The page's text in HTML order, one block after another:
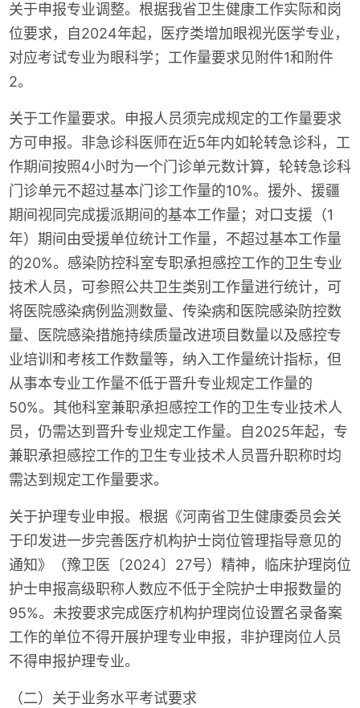
关于申报专业调整。根据我省卫生健康工作实际和岗
位要求，自2024年起，医疗类增加眼视光医学专业，
对应考试专业为眼科学；工作量要求见附件1和附件
2。
关于工作量要求。申报人员须完成规定的工作量要求
方可申报。非急诊科医师在近5年内如轮转急诊科，工
作期间按照4小时为一个门诊单元数计算，轮转急诊科
门诊单元不超过基本门诊工作量的10%。援外、援疆
期间视同完成援派期间的基本工作量；对口支援（1
年）期间由受援单位统计工作量，不超过基本工作量
的20%。感染防控科室专职承担感控工作的卫生专业
技术人员，可参照公共卫生类别工作量进行统计，可
将医院感染病例监测数量、传染病和医院感染防控数
量、医院感染措施持续质量改进项目数量以及感控专
业培训和考核工作数量等，纳入工作量统计指标，但
从事本专业工作量不低于晋升专业规定工作量的
50%。其他科室兼职承担感控工作的卫生专业技术人
员，仍需达到晋升专业规定工作量。自2025年起，专
兼职承担感控工作的卫生专业技术人员晋升职称时均
需达到规定工作量要求。
关于护理专业申报。根据《河南省卫生健康委员会关
于印发进一步完善医疗机构护士岗位管理指导意见的
通知》（豫卫医〔2024〕27号）精神，临床护理岗位
护士申报高级职称人数应不低于全院护士申报数量的
95%。未按要求完成医疗机构护理岗位设置名录备案
工作的单位不得开展护理专业申报，非护理岗位人员
不得申报护理专业。
（二）关于业务水平考试要求